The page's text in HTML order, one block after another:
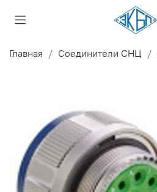
Главная Соединители СНЦ